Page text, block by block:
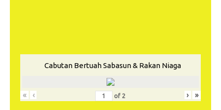
Cabutan Bertuah Sabasun & Rakan Niaga
« ‹ of 2 › »